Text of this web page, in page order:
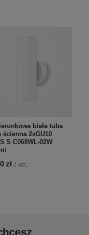
biała tuba
ścienna 2xGU10
S C068WL-02W
zł / szt.